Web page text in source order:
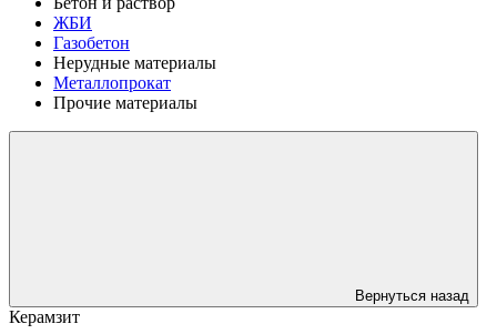
ЖБИ
Газобетон
Нерудные материалы
Металлопрокат
Прочие материалы
Вернуться назад
Керамзит